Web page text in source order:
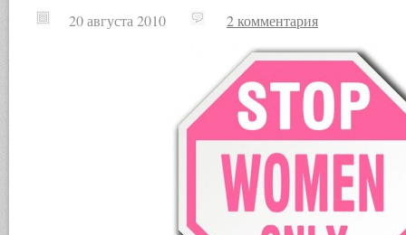
20 августа 2010 2 комментария